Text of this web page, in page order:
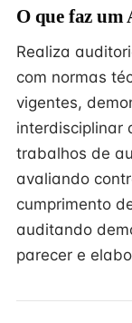
O que faz
Realiza
com normas
vigentes,
interdisciplinar
trabalhos de
avaliando
cumprimento
auditando
parecer e